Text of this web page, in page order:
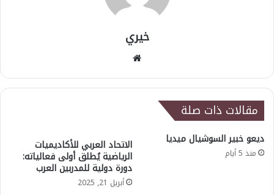
خيري
مقالات ذات صلة
ديعو خبير السوشيال ميديا
منذ 5 أيام الاتحاد العربي للأكاديميات
الرياضية يُطلق أولى فعالياته:
دورة دولية للمدربين العرب
أبريل 21, 2025